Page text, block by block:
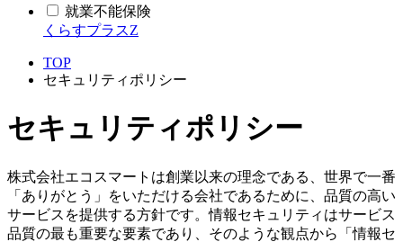
就業不能保険
くらすプラスZ
TOP
セキュリティポリシー
セキュリティポリシー
株式会社エコスマートは創業以来の理念である、世界で一番
「ありがとう」をいただける会社であるために、品質の高い
サービスを提供する方針です。情報セキュリティはサービス
品質の最も重要な要素であり、そのような観点から「情報セ